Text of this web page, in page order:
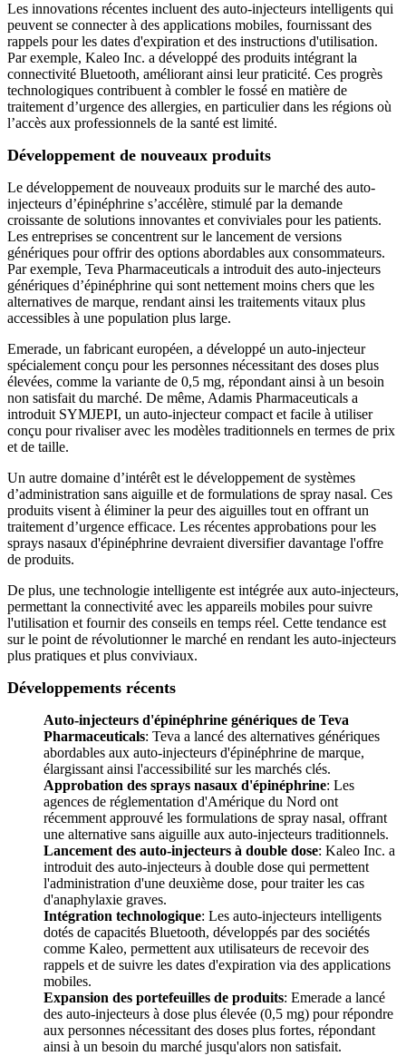
Les innovations récentes incluent des auto-injecteurs intelligents qui
peuvent se connecter à des applications mobiles, fournissant des
rappels pour les dates d'expiration et des instructions d'utilisation.
Par exemple, Kaleo Inc. a développé des produits intégrant la
connectivité Bluetooth, améliorant ainsi leur praticité. Ces progrès
technologiques contribuent à combler le fossé en matière de
traitement d’urgence des allergies, en particulier dans les régions où
l’accès aux professionnels de la santé est limité.
Développement de nouveaux produits
Le développement de nouveaux produits sur le marché des auto-
injecteurs d’épinéphrine s’accélère, stimulé par la demande
croissante de solutions innovantes et conviviales pour les patients.
Les entreprises se concentrent sur le lancement de versions
génériques pour offrir des options abordables aux consommateurs.
Par exemple, Teva Pharmaceuticals a introduit des auto-injecteurs
génériques d’épinéphrine qui sont nettement moins chers que les
alternatives de marque, rendant ainsi les traitements vitaux plus
accessibles à une population plus large.
Emerade, un fabricant européen, a développé un auto-injecteur
spécialement conçu pour les personnes nécessitant des doses plus
élevées, comme la variante de 0,5 mg, répondant ainsi à un besoin
non satisfait du marché. De même, Adamis Pharmaceuticals a
introduit SYMJEPI, un auto-injecteur compact et facile à utiliser
conçu pour rivaliser avec les modèles traditionnels en termes de prix
et de taille.
Un autre domaine d’intérêt est le développement de systèmes
d’administration sans aiguille et de formulations de spray nasal. Ces
produits visent à éliminer la peur des aiguilles tout en offrant un
traitement d’urgence efficace. Les récentes approbations pour les
sprays nasaux d'épinéphrine devraient diversifier davantage l'offre
de produits.
De plus, une technologie intelligente est intégrée aux auto-injecteurs,
permettant la connectivité avec les appareils mobiles pour suivre
l'utilisation et fournir des conseils en temps réel. Cette tendance est
sur le point de révolutionner le marché en rendant les auto-injecteurs
plus pratiques et plus conviviaux.
Développements récents
Auto-injecteurs d'épinéphrine génériques de Teva
Pharmaceuticals: Teva a lancé des alternatives génériques
abordables aux auto-injecteurs d'épinéphrine de marque,
élargissant ainsi l'accessibilité sur les marchés clés.
Approbation des sprays nasaux d'épinéphrine: Les
agences de réglementation d'Amérique du Nord ont
récemment approuvé les formulations de spray nasal, offrant
une alternative sans aiguille aux auto-injecteurs traditionnels.
Lancement des auto-injecteurs à double dose: Kaleo Inc. a
introduit des auto-injecteurs à double dose qui permettent
l'administration d'une deuxième dose, pour traiter les cas
d'anaphylaxie graves.
Intégration technologique: Les auto-injecteurs intelligents
dotés de capacités Bluetooth, développés par des sociétés
comme Kaleo, permettent aux utilisateurs de recevoir des
rappels et de suivre les dates d'expiration via des applications
mobiles.
Expansion des portefeuilles de produits: Emerade a lancé
des auto-injecteurs à dose plus élevée (0,5 mg) pour répondre
aux personnes nécessitant des doses plus fortes, répondant
ainsi à un besoin du marché jusqu'alors non satisfait.